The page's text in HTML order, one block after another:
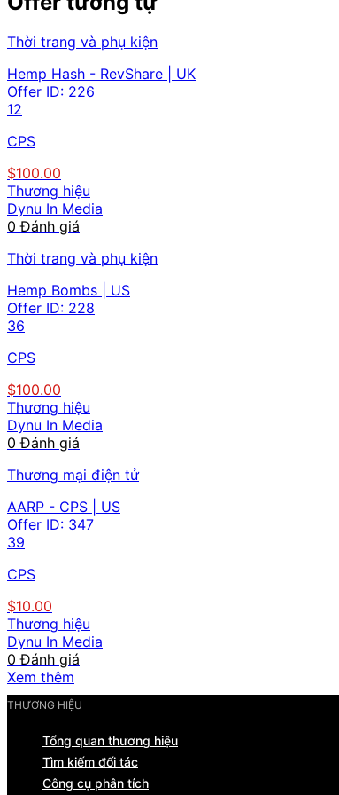
Thời trang và phụ kiện
Hemp Hash - RevShare | UK
Offer ID: 226
12
CPS
$100.00
Thương hiệu
Dynu In Media
0 Đánh giá
Thời trang và phụ kiện
Hemp Bombs | US
Offer ID: 228
36
CPS
$100.00
Thương hiệu
Dynu In Media
0 Đánh giá
Thương mại điện tử
AARP - CPS | US
Offer ID: 347
39
CPS
$10.00
Thương hiệu
Dynu In Media
0 Đánh giá
Xem thêm
THƯƠNG HIỆU
Tổng quan thương hiệu
Tìm kiếm đối tác
Công cụ phân tích